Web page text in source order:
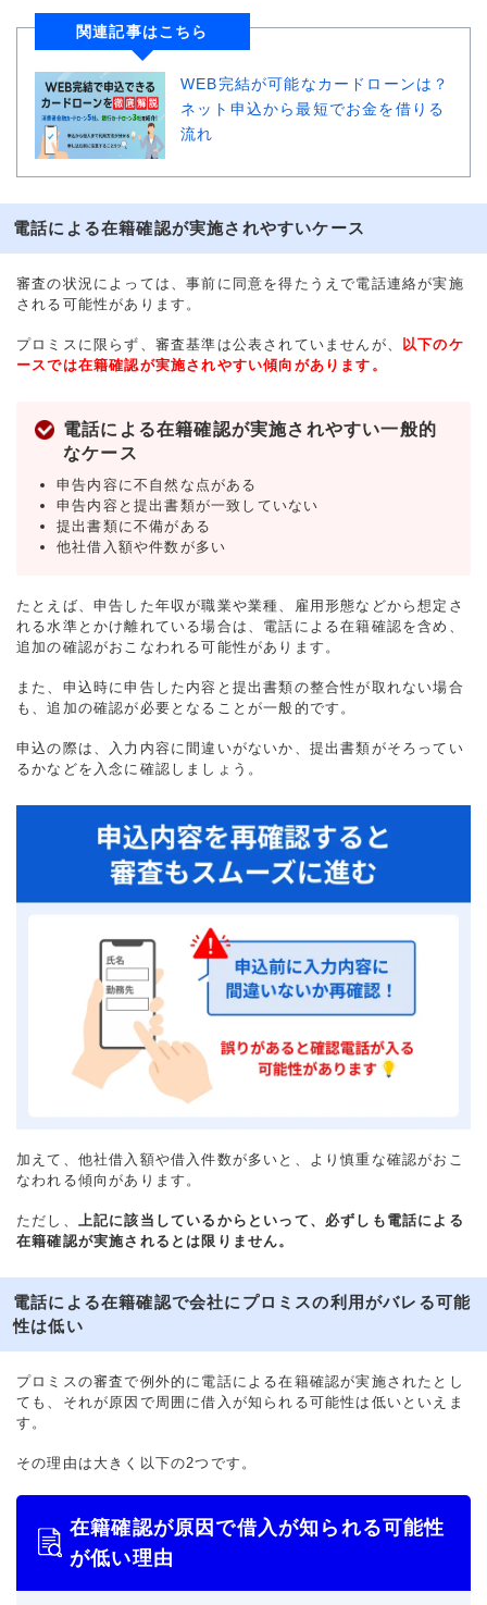
関連記事はこちら
WEB完結が可能なカードローンは？
ネット申込から最短でお金を借りる
流れ
電話による在籍確認が実施されやすいケース
審査の状況によっては、事前に同意を得たうえで電話連絡が実施
される可能性があります。
プロミスに限らず、審査基準は公表されていませんが、 以下のケ
ースでは在籍確認が実施されやすい傾向があります。
電話による在籍確認が実施されやすい一般的
なケース
申告内容に不自然な点がある
申告内容と提出書類が一致していない
提出書類に不備がある
他社借入額や件数が多い
たとえば、申告した年収が職業や業種、雇用形態などから想定さ
れる水準とかけ離れている場合は、電話による在籍確認を含め、
追加の確認がおこなわれる可能性があります。
また、申込時に申告した内容と提出書類の整合性が取れない場合
も、追加の確認が必要となることが一般的です。
申込の際は、入力内容に間違いがないか、提出書類がそろってい
るかなどを入念に確認しましょう。
加えて、他社借入額や借入件数が多いと、より慎重な確認がおこ
なわれる傾向があります。
ただし、 上記に該当しているからといって、必ずしも電話による
在籍確認が実施されるとは限りません。
電話による在籍確認で会社にプロミスの利用がバレる可能
性は低い
プロミスの審査で例外的に電話による在籍確認が実施されたとし
ても、それが原因で周囲に借入が知られる可能性は低いといえま
す。
その理由は大きく以下の2つです。
在籍確認が原因で借入が知られる可能性
が低い理由